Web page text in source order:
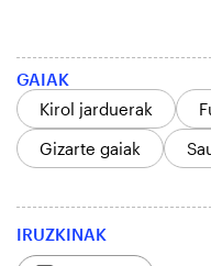
GAIAK
Kirol jarduerak
Gizarte gaiak
IRUZKINAK